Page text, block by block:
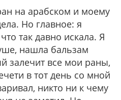
на арабском и моему
Но главное: я
так давно искала. Я
нашла бальзам
залечит все мои раны,
в тот день со мной
никто ни к чему